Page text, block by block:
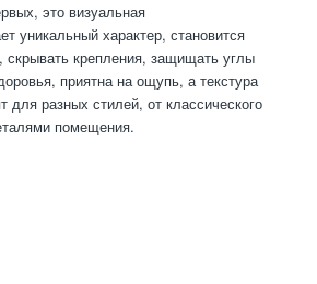
это визуальная
уникальный характер, становится
скрывать крепления, защищать углы
приятна на ощупь, а текстура
разных стилей, от классического
помещения.